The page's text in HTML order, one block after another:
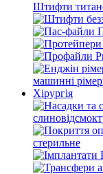
Штифти
машинні
Хірургія
стерильне